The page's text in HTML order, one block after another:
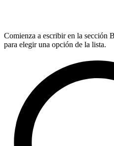
Comienza a escribir en la sección
para elegir una opción de la lista.